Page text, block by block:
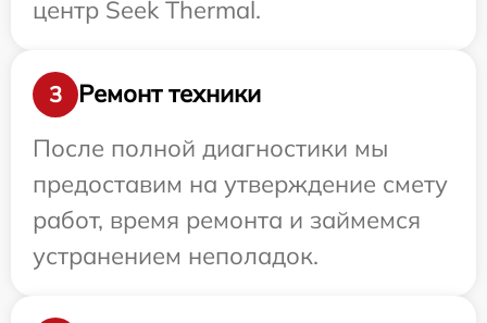
центр Seek Thermal.
3
Ремонт техники
После полной диагностики мы
предоставим на утверждение смету
работ, время ремонта и займемся
устранением неполадок.